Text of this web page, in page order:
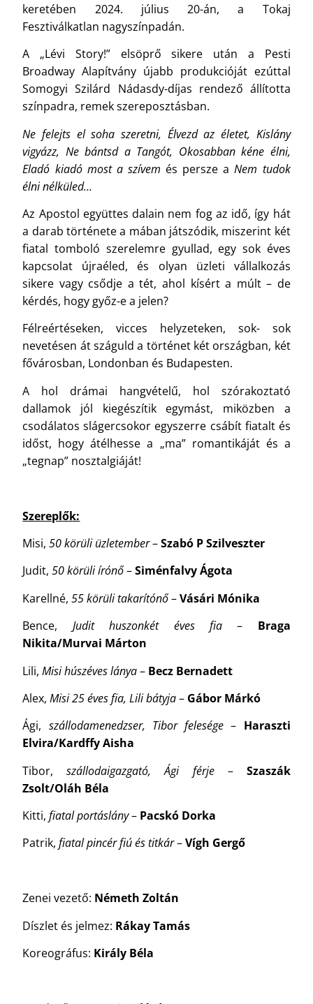
keretében 2024. július 20-án, a Tokaj
Fesztiválkatlan nagyszínpadán.
A „Lévi Story!” elsöprő sikere után a Pesti
Broadway Alapítvány újabb produkcióját ezúttal
Somogyi Szilárd Nádasdy-díjas rendező állította
színpadra, remek szereposztásban.
Ne felejts el soha szeretni, Élvezd az életet, Kislány
vigyázz, Ne bántsd a Tangót, Okosabban kéne élni,
Eladó kiadó most a szívem és persze a Nem tudok
élni nélküled…
Az Apostol együttes dalain nem fog az idő, így hát
a darab története a mában játszódik, miszerint két
fiatal tomboló szerelemre gyullad, egy sok éves
kapcsolat újraéled, és olyan üzleti vállalkozás
sikere vagy csődje a tét, ahol kísért a múlt – de
kérdés, hogy győz-e a jelen?
Félreértéseken, vicces helyzeteken, sok- sok
nevetésen át száguld a történet két országban, két
fővárosban, Londonban és Budapesten.
A hol drámai hangvételű, hol szórakoztató
dallamok jól kiegészítik egymást, miközben a
csodálatos slágercsokor egyszerre csábít fiatalt és
időst, hogy átélhesse a „ma” romantikáját és a
„tegnap” nosztalgiáját!
Szereplők:
Misi,50 körüli üzletember–Szabó P Szilveszter
Judit,50 körüli írónő–Siménfalvy Ágota
Karellné,55 körüli takarítónő–Vásári Mónika
Bence, Judit huszonkét éves fia– Braga
Nikita/Murvai Márton
Lili, Misi húszéves lánya– Becz Bernadett
Alex,Misi 25 éves fia, Lili bátyja– Gábor Márkó
Ági, szállodamenedzser, Tibor felesége – Haraszti
Elvira/Kardffy Aisha
Tibor,szállodaigazgató, Ági férje– Szaszák
Zsolt/Oláh Béla
Kitti,fiatal portáslány– Pacskó Dorka
Patrik,fiatal pincér fiú és titkár–Vígh Gergő
Zenei vezető: Németh Zoltán
Díszlet és jelmez: Rákay Tamás
Koreográfus: Király Béla